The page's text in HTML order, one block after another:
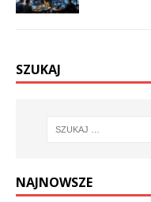
SZUKAJ
NAJNOWSZE